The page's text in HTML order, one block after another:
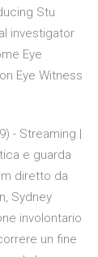
Stu
investigator
Eye
Eye Witness
- Streaming |
e guarda
diretto da
Sydney
involontario
un fine